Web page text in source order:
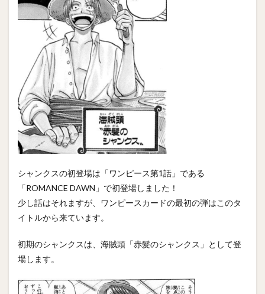
シャンクスの初登場は「ワンピース第1話」である
「ROMANCE DAWN」で初登場しました！
少し話はそれますが、ワンピースカードの最初の弾はこのタ
イトルから来ています。
初期のシャンクスは、海賊頭「赤髪のシャンクス」として登
場します。